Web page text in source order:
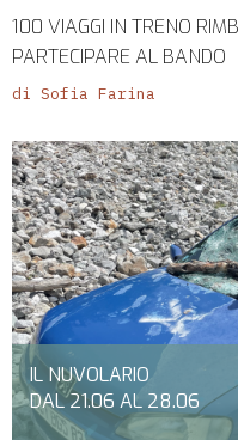
100 VIAGGI IN TRENO
PARTECIPARE AL BANDO
di Sofia Farina
IL NUVOLARIO
DAL 21.06 AL 28.06